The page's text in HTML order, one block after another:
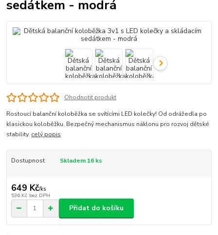
sedátkem - modrá
Ohodnotit produkt
Rostoucí balanční koloběžka se svítícími LED kolečky! Od odrážedla po
klasickou koloběžku. Bezpečný mechanismus náklonu pro rozvoj dětské
stability. celý popis
Dostupnost Skladem 16 ks
649 Kč/ks
536 Kč bez DPH
Přidat do košíku